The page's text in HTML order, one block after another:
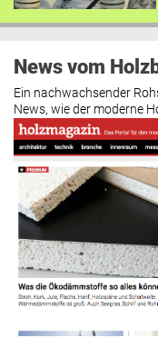
News vom
Ein nachwachsender
News, wie der moderne